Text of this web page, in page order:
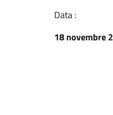
Data :
18 novembre